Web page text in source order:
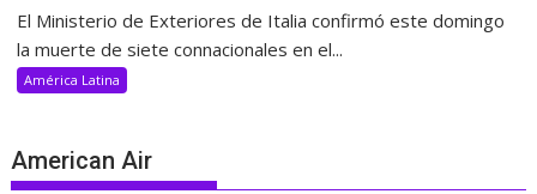
El Ministerio de Exteriores de Italia confirmó este domingo
la muerte de siete connacionales en el...
América Latina
American Air